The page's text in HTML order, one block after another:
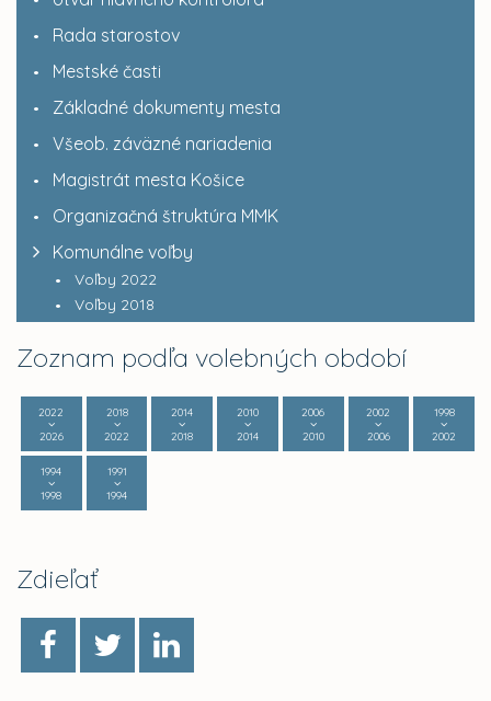
Rada starostov
Mestské časti
Základné dokumenty mesta
Všeob. záväzné nariadenia
Magistrát mesta Košice
Organizačná štruktúra MMK
Komunálne voľby
Voľby 2022
Voľby 2018
Zoznam podľa volebných období
2022
2026
2018
2022
2014
2018
2010
2014
2006
2010
2002
2006
1998
2002
1994
1998
1991
1994
Zdieľať